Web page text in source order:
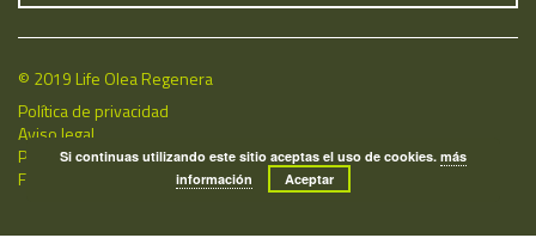
© 2019 Life Olea Regenera
Política de privacidad
Aviso legal
Política de cookies
Fecha de última actualización: 08/08/2026
Si continuas utilizando este sitio aceptas el uso de cookies.más
información
Aceptar